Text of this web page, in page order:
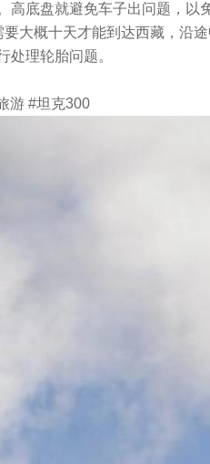
底盘就避免车子出问题，以
大概十天才能到达西藏，沿
理轮胎问题。
游 #坦克300